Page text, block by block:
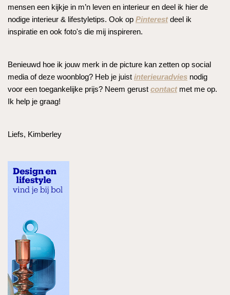
mensen een kijkje in m’n leven en interieur en deel ik hier de
nodige interieur & lifestyletips. Ook op Pinterestdeel ik
inspiratie en ook foto's die mij inspireren.
Benieuwd hoe ik jouw merk in de picture kan zetten op social
media of deze woonblog? Heb je juist interieuradvies nodig
voor een toegankelijke prijs? Neem gerust contactmet me op.
Ik help je graag!
Liefs, Kimberley